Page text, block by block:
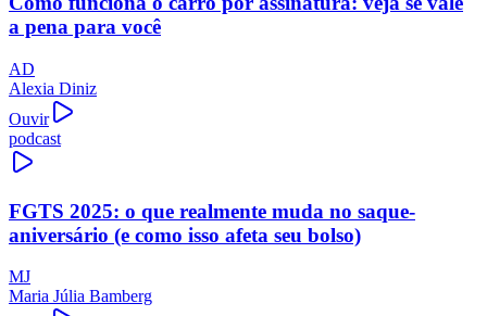
a pena para você
AD
Alexia Diniz
Ouvir
podcast
FGTS 2025: o que realmente muda no saque-
aniversário (e como isso afeta seu bolso)
MJ
Maria Júlia Bamberg